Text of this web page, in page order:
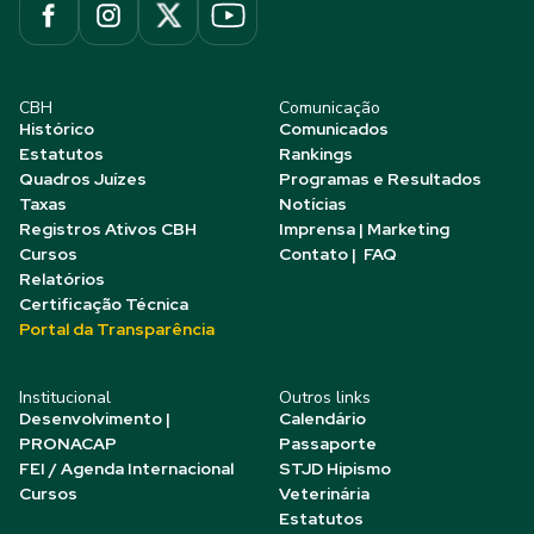
CBH
Histórico
Estatutos
Quadros Juízes
Taxas
Registros Ativos CBH
Cursos
Relatórios
Certificação Técnica
Portal da Transparência
Comunicação
Comunicados
Rankings
Programas e Resultados
Notícias
Imprensa | Marketing
Contato | FAQ
Institucional
Desenvolvimento |
PRONACAP
FEI / Agenda Internacional
Cursos
Outros links
Calendário
Passaporte
STJD Hipismo
Veterinária
Estatutos